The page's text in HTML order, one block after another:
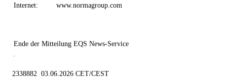
Internet:
www.normagroup.com
Ende der Mitteilung EQS News-Service
2338882 03.06.2026 CET/CEST